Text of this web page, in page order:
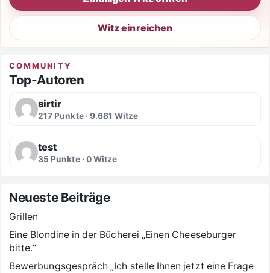
Witz einreichen
COMMUNITY
Top-Autoren
sirtir
217 Punkte · 9.681 Witze
test
35 Punkte · 0 Witze
Neueste Beiträge
Grillen
Eine Blondine in der Bücherei „Einen Cheeseburger
bitte.“
Bewerbungsgespräch „Ich stelle Ihnen jetzt eine Frage